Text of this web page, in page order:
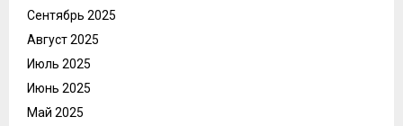
Сентябрь 2025
Август 2025
Июль 2025
Июнь 2025
Май 2025